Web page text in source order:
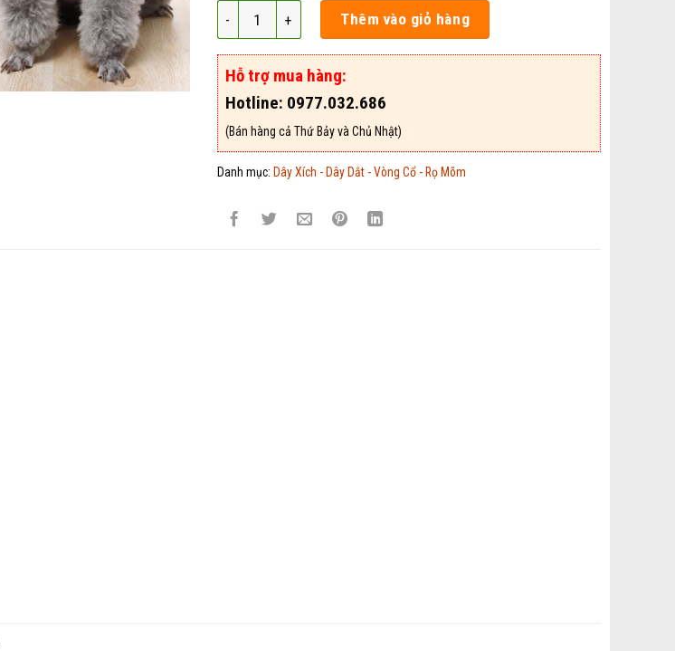
Dây Dắt Chó - Mã VCDD93 số lượng
Thêm vào giỏ hàng
Hỗ trợ mua hàng:
Hotline: 0977.032.686
(Bán hàng cả Thứ Bảy và Chủ Nhật)
Danh mục: Dây Xích - Dây Dắt - Vòng Cổ - Rọ Mõm